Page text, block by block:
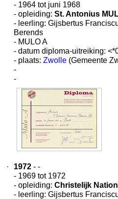
- 1964 tot juni 1968
- opleiding: St. Antonius
- leerling: Gijsbertus
Berends
- MULO A
- datum diploma-uitreiking:
- plaats: Zwolle (Gemeente
-
-
· 1972 - -
- 1969 tot 1972
- opleiding: Christelijk
- leerling: Gijsbertus